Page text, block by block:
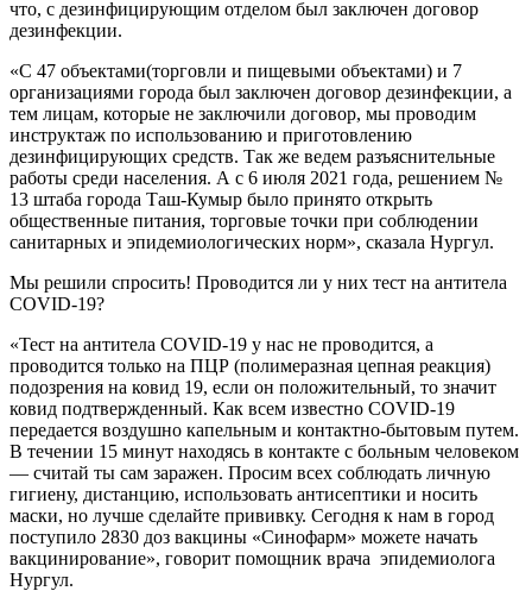
что, с дезинфицирующим отделом был заключен договор
дезинфекции.
«С 47 объектами(торговли и пищевыми объектами) и 7
организациями города был заключен договор дезинфекции, а
тем лицам, которые не заключили договор, мы проводим
инструктаж по использованию и приготовлению
дезинфицирующих средств. Так же ведем разъяснительные
работы среди населения. А с 6 июля 2021 года, решением №
13 штаба города Таш-Кумыр было принято открыть
общественные питания, торговые точки при соблюдении
санитарных и эпидемиологических норм», сказала Нургул.
Мы решили спросить! Проводится ли у них тест на антитела
СOVID-19?
«Тест на антитела СOVID-19 у нас не проводится, а
проводится только на ПЦР (полимеразная цепная реакция)
подозрения на ковид 19, если он положительный, то значит
ковид подтвержденный. Как всем известно СOVID-19
передается воздушно капельным и контактно-бытовым путем.
В течении 15 минут находясь в контакте с больным человеком
— считай ты сам заражен. Просим всех соблюдать личную
гигиену, дистанцию, использовать антисептики и носить
маски, но лучше сделайте прививку. Сегодня к нам в город
поступило 2830 доз вакцины «Синофарм» можете начать
вакцинирование», говорит помощник врача эпидемиолога
Нургул.